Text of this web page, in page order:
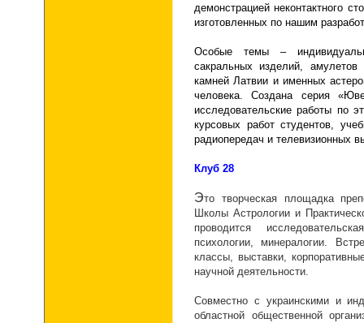
демонстрациейнеконтактного
изготовленных по нашим
Особые темы –
сакральных изделий, амулетов
камней Латвии и именных
человека. Создана серия
исследовательские работы по
курсовых работ студентов,
радиопередач и телевизионных
Клуб 28
Это творческая площадка
Школы Астрологии и
проводится
психологии, минералогии.
классы, выставки,
научной деятельности.
Совместно с украинскими и
областной общественной